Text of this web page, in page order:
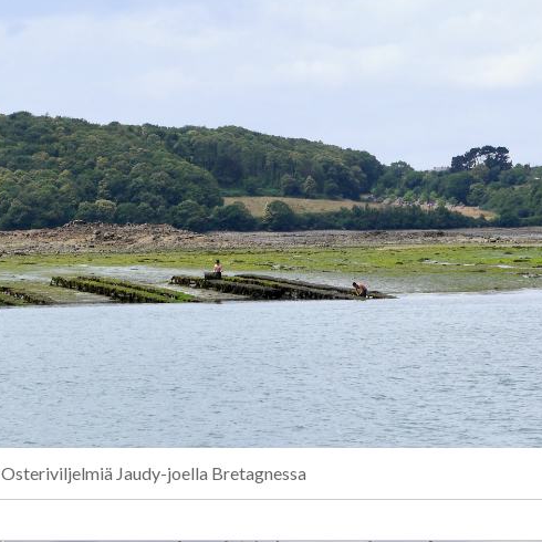
Osteriviljelmiä Jaudy-joella Bretagnessa